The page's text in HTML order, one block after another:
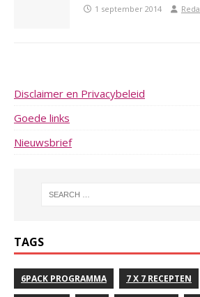
1 september 2014
Disclaimer en Privacybeleid
Goede links
Nieuwsbrief
TAGS
6PACK PROGRAMMA 7 X 7 RECEPTEN